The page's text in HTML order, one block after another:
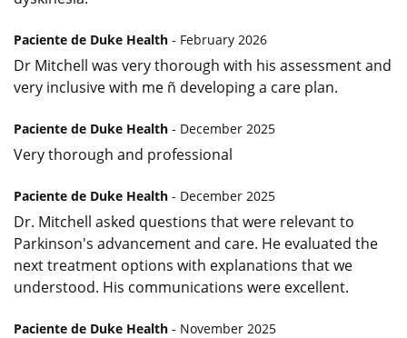
Paciente de Duke Health - February 2026
Dr Mitchell was very thorough with his assessment and
very inclusive with me ñ developing a care plan.
Paciente de Duke Health - December 2025
Very thorough and professional
Paciente de Duke Health - December 2025
Dr. Mitchell asked questions that were relevant to
Parkinson's advancement and care. He evaluated the
next treatment options with explanations that we
understood. His communications were excellent.
Paciente de Duke Health - November 2025